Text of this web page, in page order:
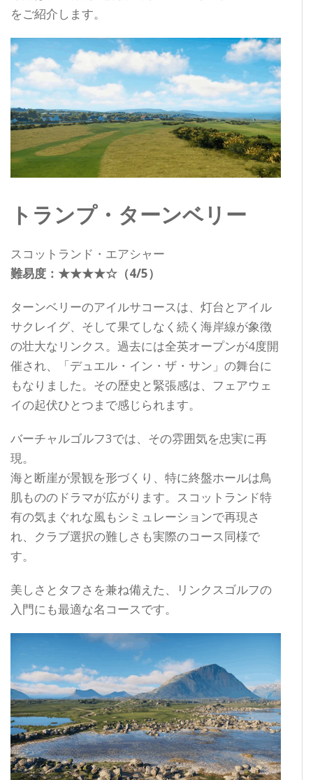
をご紹介します。
トランプ・ターンベリー
スコットランド・エアシャー
難易度：★★★★☆（4/5）
ターンベリーのアイルサコースは、灯台とアイル
サクレイグ、そして果てしなく続く海岸線が象徴
の壮大なリンクス。過去には全英オープンが4度開
催され、「デュエル・イン・ザ・サン」の舞台に
もなりました。その歴史と緊張感は、フェアウェ
イの起伏ひとつまで感じられます。
バーチャルゴルフ3では、その雰囲気を忠実に再
現。
海と断崖が景観を形づくり、特に終盤ホールは鳥
肌もののドラマが広がります。スコットランド特
有の気まぐれな風もシミュレーションで再現さ
れ、クラブ選択の難しさも実際のコース同様で
す。
美しさとタフさを兼ね備えた、リンクスゴルフの
入門にも最適な名コースです。